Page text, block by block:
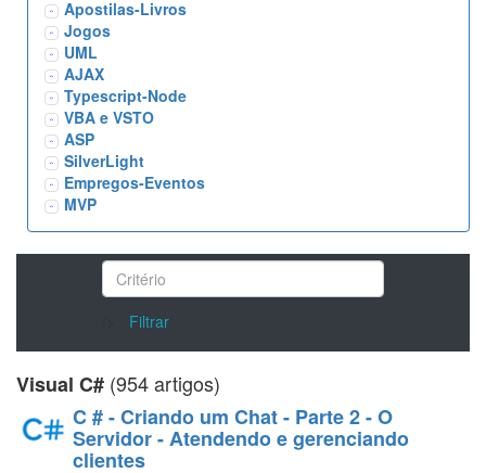
Apostilas-Livros
Jogos
UML
AJAX
Typescript-Node
VBA e VSTO
ASP
SilverLight
Empregos-Eventos
MVP
Filtrar
Visual C# (954 artigos)
C # - Criando um Chat - Parte 2 - O
Servidor - Atendendo e gerenciando
clientes